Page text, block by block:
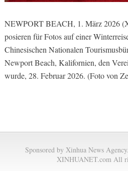
NEWPORT BEACH, 1. März 2026
posieren für Fotos auf einer
Chinesischen Nationalen
Newport Beach, Kalifornien, den
wurde, 28. Februar 2026. (Foto von
Sponsored by Xinhua News
XINHUANET.com All